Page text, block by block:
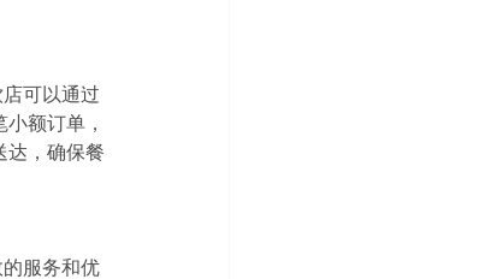
可以通过
额订单，
达，确保餐
服务和优